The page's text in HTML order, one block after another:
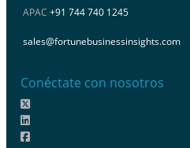
APAC +91 744 740 1245
sales@fortunebusinessinsights.com
Conéctate con nosotros